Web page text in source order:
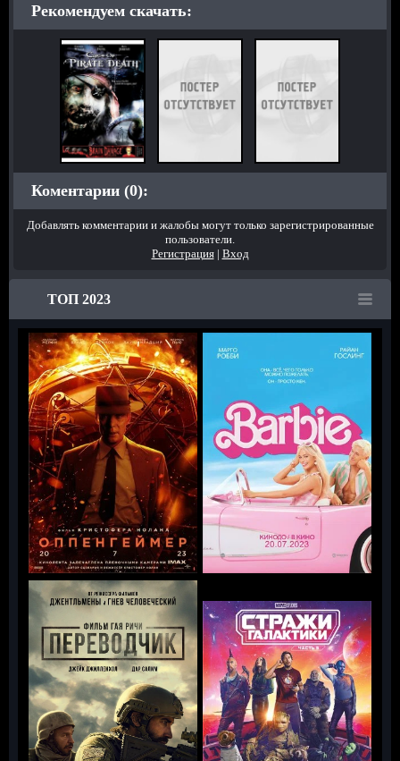
Рекомендуем скачать:
Коментарии (0):
Добавлять комментарии и жалобы могут только зарегистрированные
пользователи.
Регистрация| Вход
ТОП 2023